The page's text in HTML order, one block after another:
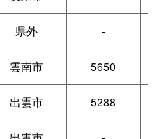
県外 -
雲南市 5650
出雲市 5288